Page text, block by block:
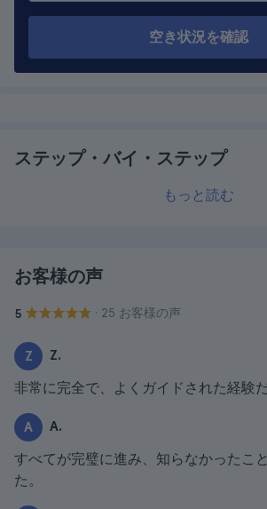
空き状況を確認
ステップ・バイ・ステップ
もっと読む
お客様の声
5 · 25 お客様の声
Z Z.
非常に完全で、よくガイドされた経験だ
A A.
すべてが完璧に進み、知らなかったこ
た。